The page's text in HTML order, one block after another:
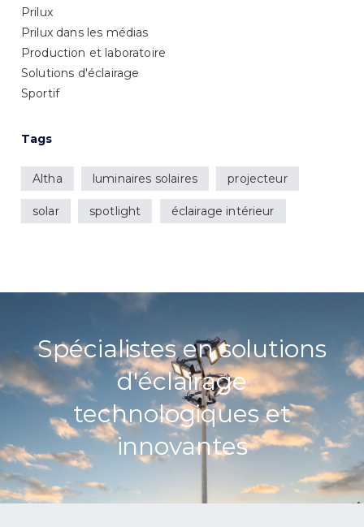
Prilux
Prilux dans les médias
Production et laboratoire
Solutions d'éclairage
Sportif
Tags
Altha luminaires solaires projecteur
solar spotlight éclairage intérieur
Spécialistes en solutions
d'éclairage
technologiques et
innovantes